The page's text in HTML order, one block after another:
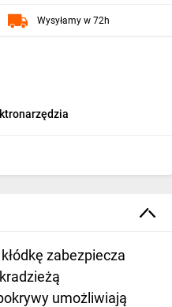
Wysyłamy w 72h
zabezpiecza
umożliwiają